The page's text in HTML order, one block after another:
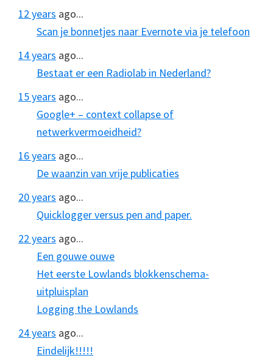
12 years ago...
Scan je bonnetjes naar Evernote via je telefoon
14 years ago...
Bestaat er een Radiolab in Nederland?
15 years ago...
Google+ – context collapse of
netwerkvermoeidheid?
16 years ago...
De waanzin van vrije publicaties
20 years ago...
Quicklogger versus pen and paper.
22 years ago...
Een gouwe ouwe
Het eerste Lowlands blokkenschema-
uitpluisplan
Logging the Lowlands
24 years ago...
Eindelijk!!!!!